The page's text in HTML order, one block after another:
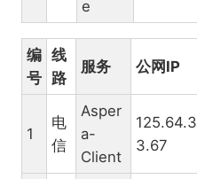
e
编
号
线
路
服务 公网IP
1
电
信
Asper
a-
Client
125.64.3
3.67